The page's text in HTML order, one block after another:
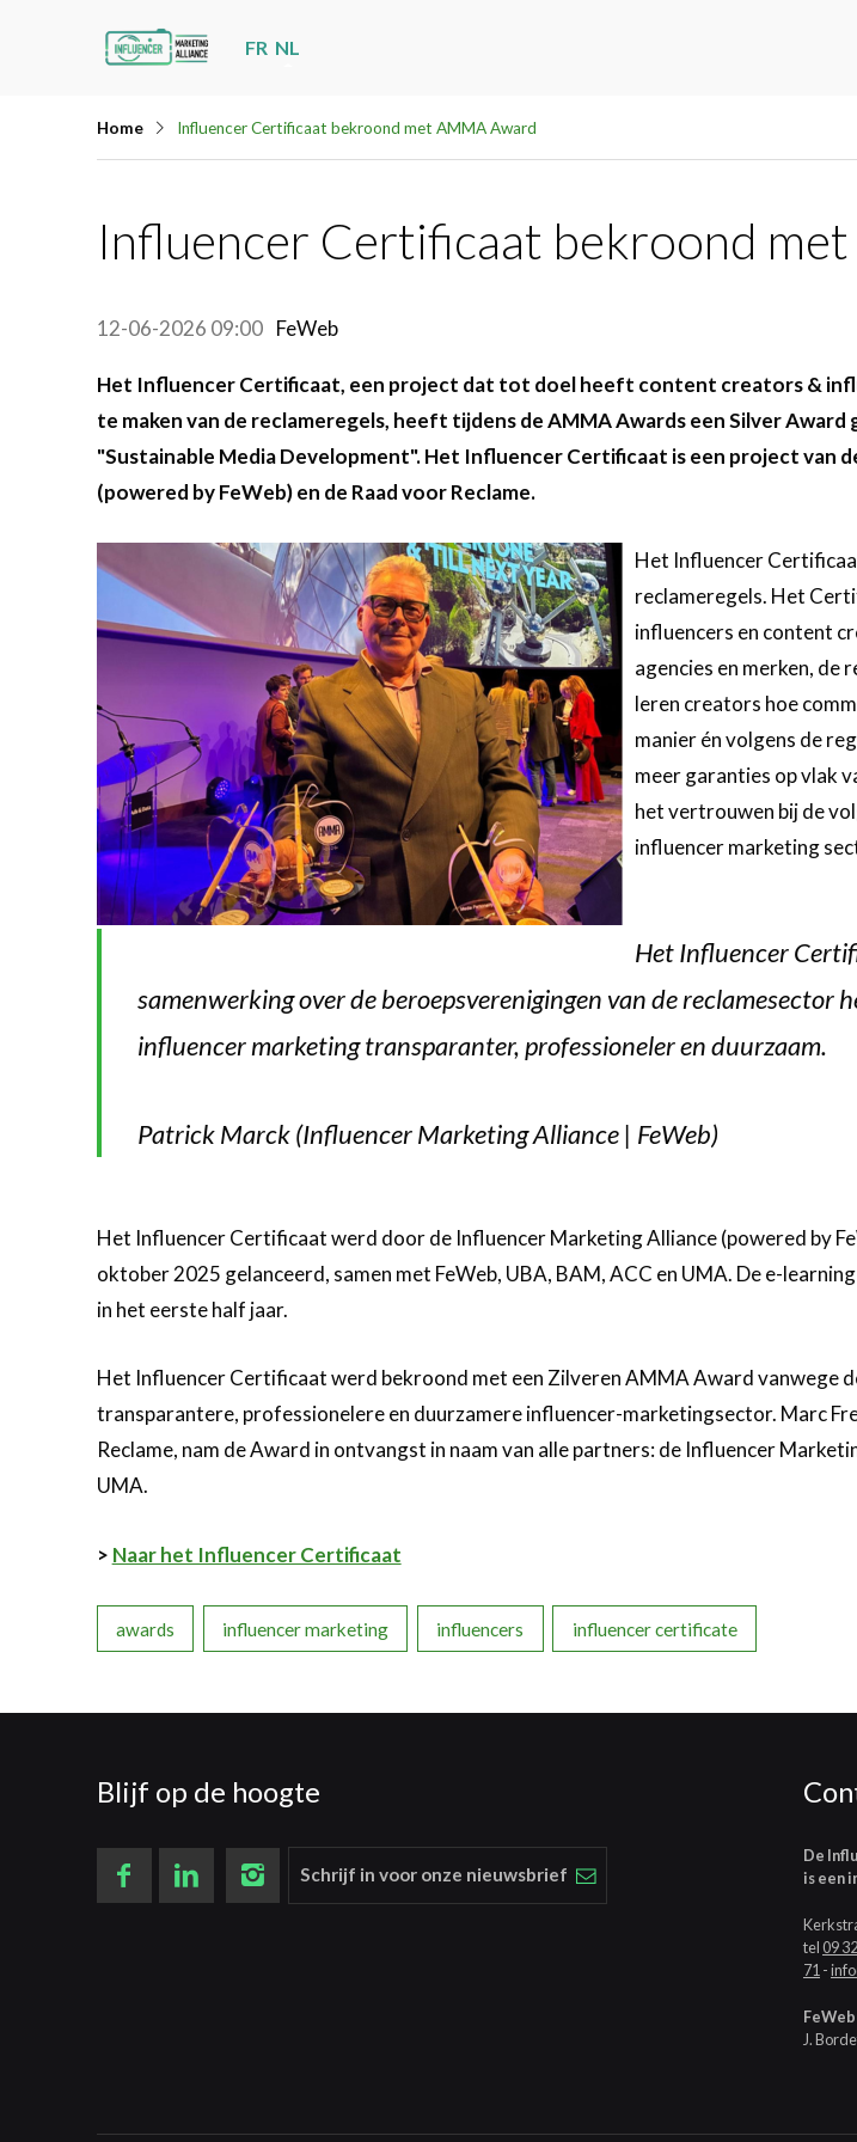
content
FR NL
Home Influencer Certificaat bekroond met AMMA Award
Influencer Certificaat bekroond
12-06-2026 09:00 FeWeb
Het Influencer Certificaat, een project dat tot doel heeft content creators &
te maken van de reclameregels, heeft tijdens de AMMA Awards een Silver
"Sustainable Media Development". Het Influencer Certificaat is een project van
(powered by FeWeb) en de Raad voor Reclame.
Het Influencer
reclameregels. Het
influencers en content
agencies en merken, de
leren creators hoe
manier én volgens de
meer garanties op vlak
het vertrouwen bij de
influencer marketing
Het Influencer
samenwerking over de beroepsverenigingen van de reclamesector
influencer marketing transparanter, professioneler en duurzaam.
Patrick Marck (Influencer Marketing Alliance | FeWeb)
Het Influencer Certificaat werd door de Influencer Marketing Alliance (powered by
oktober 2025 gelanceerd, samen met FeWeb, UBA, BAM, ACC en UMA. De e-
in het eerste half jaar.
Het Influencer Certificaat werd bekroond met een Zilveren AMMA Award vanwege
transparantere, professionelere en duurzamere influencer-marketingsector. Marc
Reclame, nam de Award in ontvangst in naam van alle partners: de Influencer
UMA.
> Naar het Influencer Certificaat
awards influencer marketing influencers influencer certificate
Blijf op de hoogte
Schrijf in voor onze nieuwsbrief
De
is een
tel09
71 -
J.